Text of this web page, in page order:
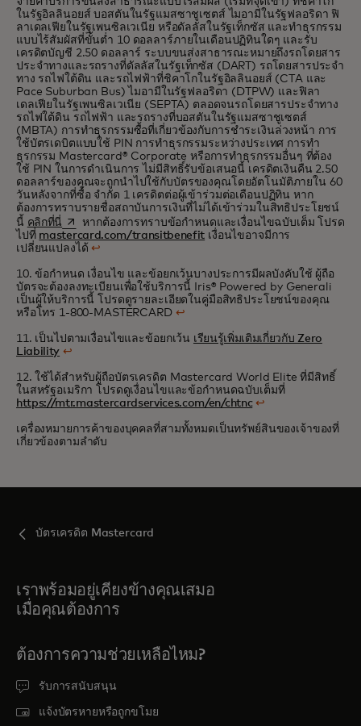
ในรัฐอิลลินอยส์ บอสตันในรัฐแมสซาชูเซตส์ ไมอามีในรัฐฟลอริดา ฟิ
ลาเดลเฟียในรัฐเพนซิลเวเนีย หรือดัลลัสในรัฐเท็กซัส และทำธุรกรรม
แบบไร้สัมผัสที่ขั้นต่ำ 10 ดอลลาร์ภายในเดือนปฏิทินใดๆ และรับ
เครดิตบัญชี 2.50 ดอลลาร์ ระบบขนส่งสาธารณะหมายถึงรถโดยสาร
ประจำทางและรถรางที่ดัลลัสในรัฐเท็กซัส (DART) รถโดยสารประจำ
ทาง รถไฟใต้ดิน และรถไฟฟ้าที่ชิคาโกในรัฐอิลลินอยส์ (CTA และ
Pace Suburban Bus) ไมอามีในรัฐฟลอริดา (DTPW) และฟิลา
เดลเฟียในรัฐเพนซิลเวเนีย (SEPTA) ตลอดจนรถโดยสารประจำทาง
รถไฟใต้ดิน รถไฟฟ้า และรถรางที่บอสตันในรัฐแมสซาชูเซตส์
(MBTA) การทำธุรกรรมซื้อที่เกี่ยวข้องกับการชำระเงินล่วงหน้า การ
ใช้บัตรเดบิตแบบใช้ PIN การทำธุรกรรมระหว่างประเทศ การทำ
ธุรกรรม Mastercard® Corporate หรือการทำธุรกรรมอื่นๆ ที่ต้อง
ใช้ PIN ในการดำเนินการ ไม่มีสิทธิ์รับข้อเสนอนี้ เครดิตเงินคืน 2.50
ดอลลาร์ของคุณจะถูกนำไปใช้กับบัตรของคุณโดยอัตโนมัติภายใน 60
วันหลังจากที่ซื้อ จำกัด 1 เครดิตต่อผู้เข้าร่วมต่อเดือนปฏิทิน หาก
ต้องการทราบรายชื่อสถาบันการเงินที่ไม่ได้เข้าร่วมในสิทธิประโยชน์
นี้ คลิกที่นี่ opens in a new tab
หากต้องการทราบข้อกำหนดและเงื่อนไขฉบับเต็ม โปรด
ไปที่ mastercard.com/transitbenefit เงื่อนไขอาจมีการ
เปลี่ยนแปลงได้↩
10. ข้อกำหนด เงื่อนไข และข้อยกเว้นบางประการมีผลบังคับใช้ ผู้ถือ
บัตรจะต้องลงทะเบียนเพื่อใช้บริการนี้ Iris® Powered by Generali
เป็นผู้ให้บริการนี้ โปรดดูรายละเอียดในคู่มือสิทธิประโยชน์ของคุณ
หรือโทร 1-800-MASTERCARD ↩
11. เป็นไปตามเงื่อนไขและข้อยกเว้น เรียนรู้เพิ่มเติมเกี่ยวกับ Zero
Liability ↩
12. ใช้ได้สำหรับผู้ถือบัตรเครดิต Mastercard World Elite ที่มีสิทธิ์
ในสหรัฐอเมริกา โปรดดูเงื่อนไขและข้อกำหนดฉบับเต็มที่
https://mtr.mastercardservices.com/en/chtnc ↩
เครื่องหมายการค้าของบุคคลที่สามทั้งหมดเป็นทรัพย์สินของเจ้าของที่
เกี่ยวข้องตามลำดับ
บัตรเครดิต Mastercard
เราพร้อมอยู่เคียงข้างคุณเสมอ
เมื่อคุณต้องการ
ต้องการความช่วยเหลือไหม?
รับการสนับสนุน
แจ้งบัตรหายหรือถูกขโมย